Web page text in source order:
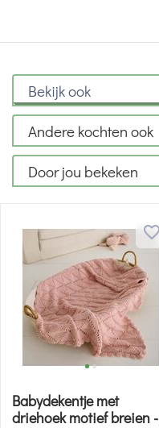
Bekijk ook
Andere kochten ook
Door jou bekeken
Babydekentje met
driehoek motief breien -